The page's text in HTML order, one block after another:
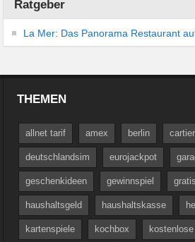
Ratgeber
La Mer: Das Panorama Restaurant
THEMEN
allnet tarif amex berlin cartier
deutschlandsim eurojackpot
geschenkideen gewinnspiel
haushaltsgeld haushaltskasse
kartenspiele kochbox